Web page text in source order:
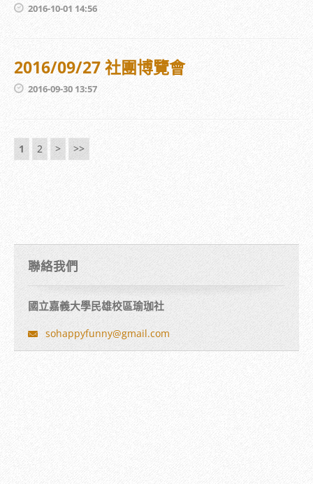
2016-10-01 14:56
2016/09/27 社團博覽會
2016-09-30 13:57
1 2 > >>
聯絡我們
國立嘉義大學民雄校區瑜珈社
sohappyfunny@gmail.com